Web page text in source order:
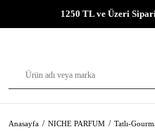
1250 TL ve Üzeri
Anasayfa NICHE PARFUM Tatlı-